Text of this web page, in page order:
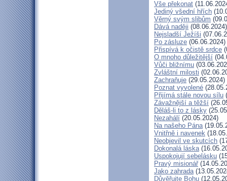
Vše překonat
Jediný všední hřích
Věrný svým slibům
Dává naději (08.06.2024)
Nejsladší Ježíši
Po zásluze (06.06.2024)
Přispívá k očistě srdce
O mnoho důležitější
Vůči bližnímu
Zvláštní milosti
Zachraňuje (29.05.2024)
Poznat vyvolené
Přijímá stále novou sílu
Závažnější a těžší
Děláš-li to z lásky
Nezahálí (20.05.2024)
Na našeho Pána
Vnitřně i navenek
Neobjevil ve skutcích
Dokonalá láska
Uspokojují sebelásku
Pravý misionář
Jako zahrada
Důvěřujte Bohu